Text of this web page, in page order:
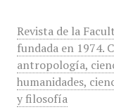
Revista de la
fundada en 1974.
antropología,
humanidades,
y filosofía